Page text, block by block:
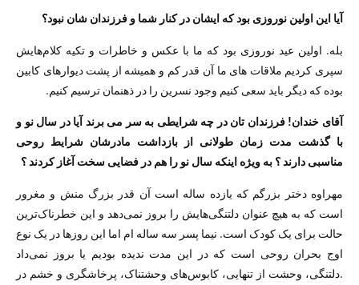
آیا این اولین نوروزی بود که ایشان در کنار شما و فرزندان شان نبود؟
بله. اولین عید نوروزی بود که ما با عکس و خاطرات و تکیه کلام‌هایش
سپری کردیم ملاقات های ما آن قدر کم و همیشه از پشت دیوارهای کابین
بوده که دیگر باید سعی کنیم وجود نسرین را در ذهنمان ترسیم کنیم.
آقای خندان! فرزندان تان در چه شرایطی به سر می برند آیا در سال نو و
با گذشت مدت زمان طولانی از بازداشت مادرشان شرایط روحی
مناسبی دارند ؟ به ویژه اینکه سال نو را هم در فضایی سخت آغاز کردند ؟
مهراوه دختر بزرگم که یازده ساله است آن قدر بزرگ منش و مغرور
است که به هیچ عنوان دلتنگی‌هایش را بروز نمی‌دهد و این خطرناک‌ترین
حالت برای یک کودک است. نیما پسر سه ساله ام اما این روزها در یک نوع
اوج بحران روحی است که در این مدت ندیده بودیم یا بروز نمی‌داد
.دلتنگی، وحشت از تنهایی، کابوس‌های وحشتناک، پرخاشگری و خشم در